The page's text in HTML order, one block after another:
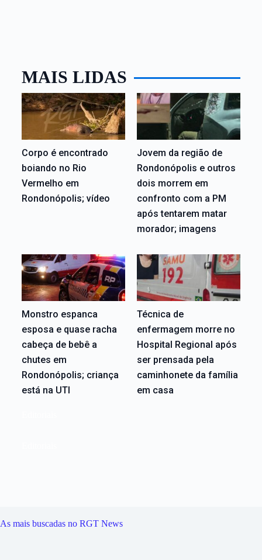
MAIS LIDAS
Corpo é encontrado
boiando no Rio
Vermelho em
Rondonópolis; vídeo
Jovem da região de
Rondonópolis e outros
dois morrem em
confronto com a PM
após tentarem matar
morador; imagens
Monstro espanca
esposa e quase racha
cabeça de bebê a
chutes em
Rondonópolis; criança
está na UTI
Técnica de
enfermagem morre no
Hospital Regional após
ser prensada pela
caminhonete da família
em casa
As mais buscadas no RGT News